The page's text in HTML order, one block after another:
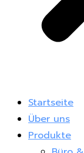
Startseite
Über uns
Produkte